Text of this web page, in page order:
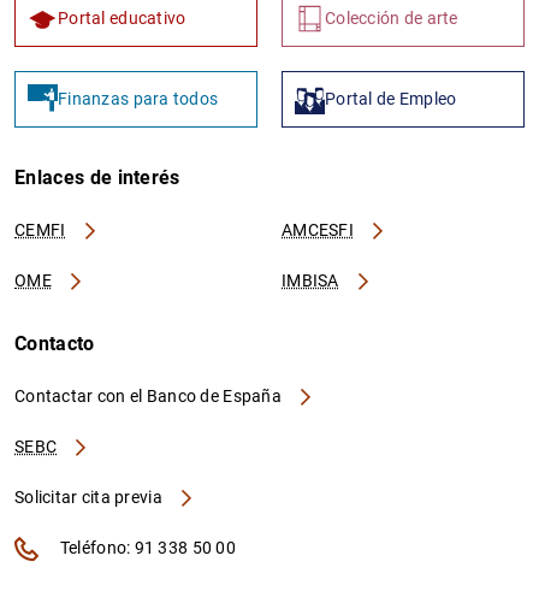
Portal educativo Colección de arte
Finanzas para todos Portal de Empleo
Enlaces de interés
CEMFI AMCESFI
OME IMBISA
Contacto
Contactar con el Banco de España
SEBC
Solicitar cita previa
Teléfono: 91 338 50 00